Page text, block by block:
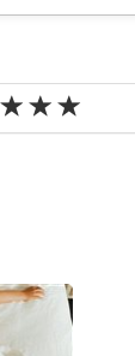
2016/02/
as
é
sem